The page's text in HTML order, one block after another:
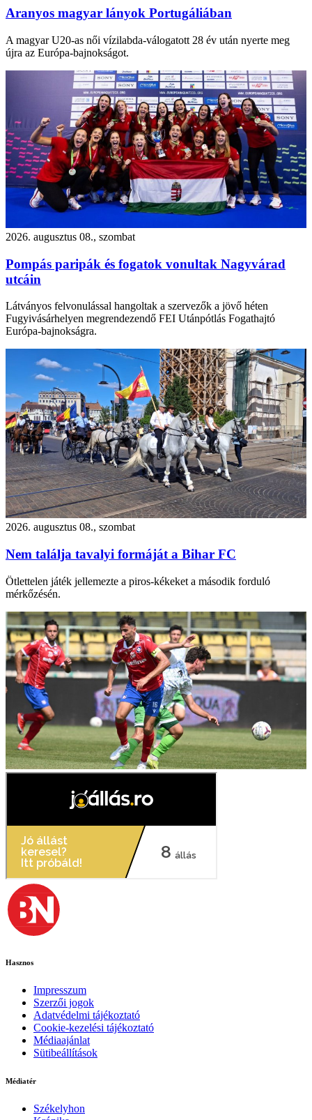
Aranyos magyar lányok Portugáliában
A magyar U20-as női vízilabda-válogatott 28 év után nyerte meg
újra az Európa-bajnokságot.
2026. augusztus 08., szombat
Pompás paripák és fogatok vonultak Nagyvárad
utcáin
Látványos felvonulással hangoltak a szervezők a jövő héten
Fugyivásárhelyen megrendezendő FEI Utánpótlás Fogathajtó
Európa-bajnokságra.
2026. augusztus 08., szombat
Nem találja tavalyi formáját a Bihar FC
Ötlettelen játék jellemezte a piros-kékeket a második forduló
mérkőzésén.
Hasznos
Impresszum
Szerzői jogok
Adatvédelmi tájékoztató
Cookie-kezelési tájékoztató
Médiaajánlat
Sütibeállítások
Médiatér
Székelyhon